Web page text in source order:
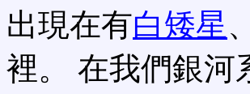
出現在有白矮星、
裡。 在我們銀河